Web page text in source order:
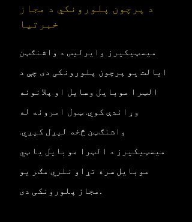
د پرچون پلورونکي د مجاز
خبرتیا
میسټیکیرز وایرلیس د واشنګټن
ایالت یو پرچون پلورونکی دی چې د
الټرا موبایل وسایل او پلانونه
وړاندې کوي. ټول امرونه له
واشنګټن څخه لیږل کیږي.
میسټیکیرز د الټرا موبایل یا ټي
موبایل سره تړاو نلري مګر یو
مجاز پلورونکی دی.